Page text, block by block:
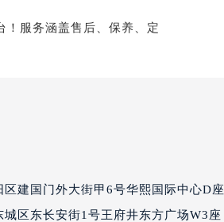
2002室（需提前预约）
写字楼20层01室（需提前预约）
心（需提前预约）
心（需提前预约）
中心（需提前预约）
区建国门外大街甲6号华熙国际中心D座
城区东长安街1号王府井东方广场W3座